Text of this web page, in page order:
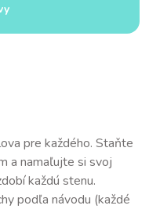
pre každého. Staňte
a namaľujte si svoj
každú stenu.
podľa návodu (každé